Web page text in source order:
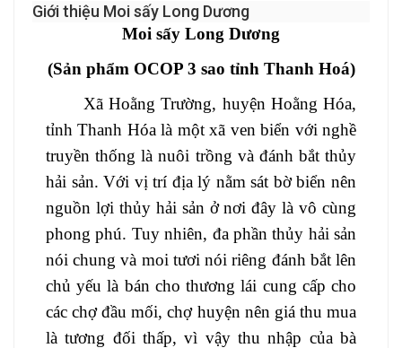
Giới thiệu Moi sấy Long Dương
Moi sấy Long Dương
(Sản phẩm OCOP 3 sao tỉnh Thanh Hoá)
Xã Hoằng Trường, huyện Hoằng Hóa,
tỉnh Thanh Hóa là một xã ven biển với nghề
truyền thống là nuôi trồng và đánh bắt thủy
hải sản. Với vị trí địa lý nằm sát bờ biển nên
nguồn lợi thủy hải sản ở nơi đây là vô cùng
phong phú. Tuy nhiên, đa phần thủy hải sản
nói chung và moi tươi nói riêng đánh bắt lên
chủ yếu là bán cho thương lái cung cấp cho
các chợ đầu mối, chợ huyện nên giá thu mua
là tương đối thấp, vì vậy thu nhập của bà